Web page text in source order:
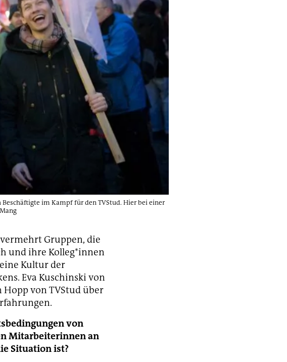
im Kampf für den TVStud. Hier bei einer
Gruppen, die
und ihre Kolleg*innen
Kultur der
Eva Kuschinski von
von TVStud über
von
Mitarbeiterinnen an
Situation ist?